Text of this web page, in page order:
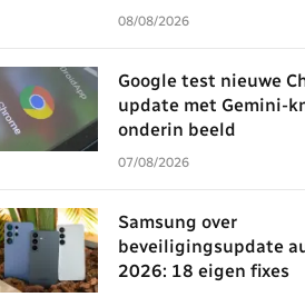
08/08/2026
Google test nieuwe
update met Gemini-
onderin beeld
07/08/2026
Samsung over
beveiligingsupdate
2026: 18 eigen fixes